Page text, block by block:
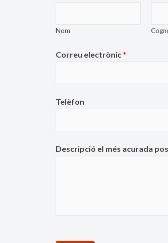
Nom
Correu electrònic*
Telèfon
Descripció el més acurada